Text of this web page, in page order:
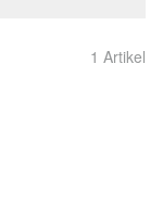
1 Artikel